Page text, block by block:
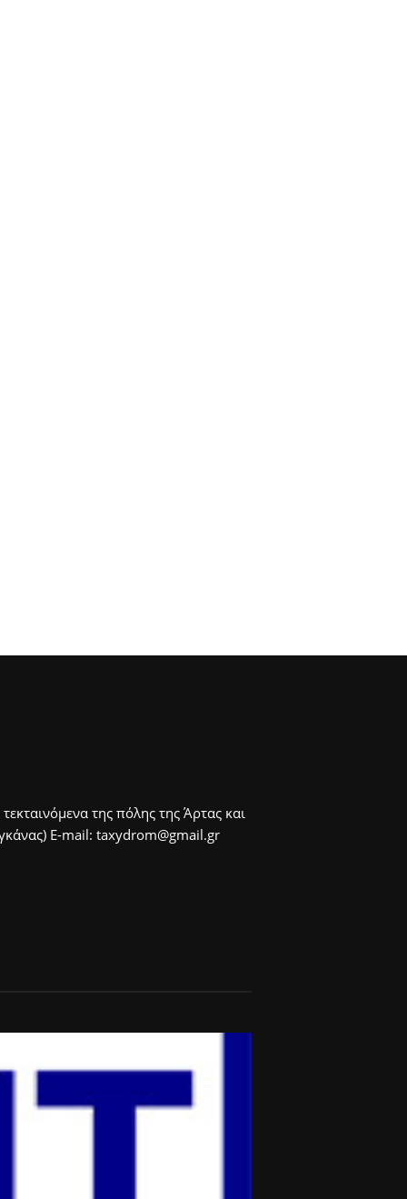
της πόλης της Άρτας και
E-mail: taxydrom@gmail.gr